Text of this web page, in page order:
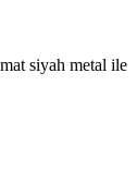
siyah metal ile